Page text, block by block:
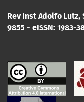
Rev Inst Adolfo Lutz,
9855 - eISSN: 1983-